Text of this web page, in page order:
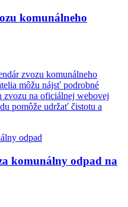
komunálneho
zvozu komunálneho
môžu nájsť podrobné
zvozu na oficiálnej webovej
pomôže udržať čistotu a
komunálny odpad na